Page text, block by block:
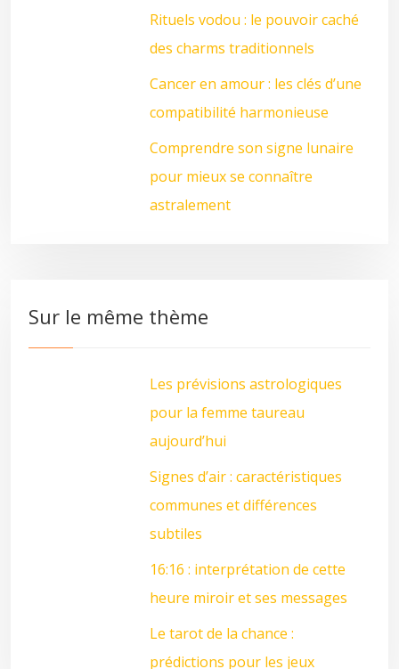
Rituels vodou : le pouvoir caché
des charms traditionnels
Cancer en amour : les clés d’une
compatibilité harmonieuse
Comprendre son signe lunaire
pour mieux se connaître
astralement
Sur le même thème
Les prévisions astrologiques
pour la femme taureau
aujourd’hui
Signes d’air : caractéristiques
communes et différences
subtiles
16:16 : interprétation de cette
heure miroir et ses messages
Le tarot de la chance :
prédictions pour les jeux